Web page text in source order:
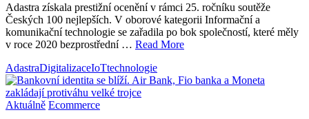
Adastra získala prestižní ocenění v rámci 25. ročníku soutěže
Českých 100 nejlepších. V oborové kategorii Informační a
komunikační technologie se zařadila po bok společností, které měly
v roce 2020 bezprostřední … Read More
AdastraDigitalizaceIoTtechnologie
Aktuálně Ecommerce